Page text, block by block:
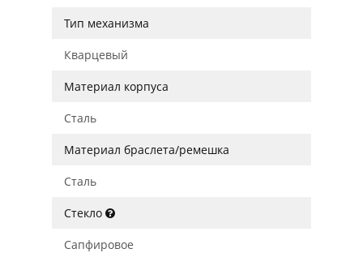
Тип механизма
Кварцевый
Материал корпуса
Сталь
Материал браслета/ремешка
Сталь
Стекло
Сапфировое